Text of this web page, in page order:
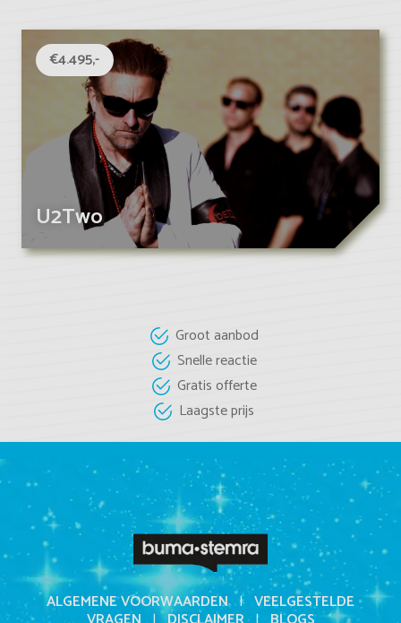
€4.495,-
U2Two
Groot aanbod
Snelle reactie
Gratis offerte
Laagste prijs
ALGEMENE VOORWAARDEN| VEELGESTELDE